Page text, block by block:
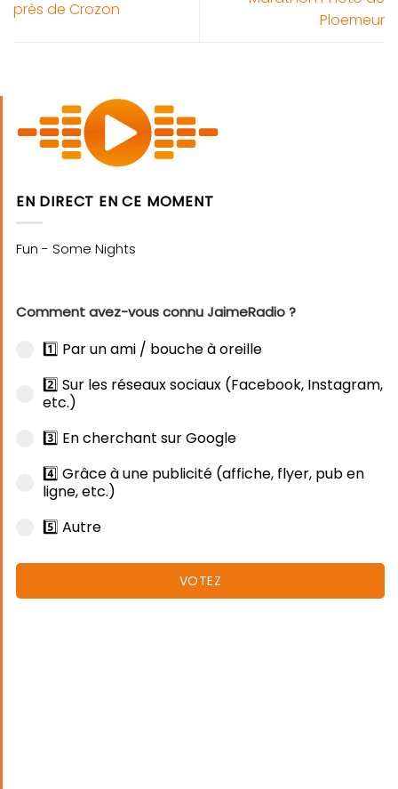
près de Crozon
Ploemeur
EN DIRECT EN CE MOMENT
Comment avez-vous connu JaimeRadio ?
1️⃣ Par un ami / bouche à oreille
2️⃣ Sur les réseaux sociaux (Facebook, Instagram,
etc.)
3️⃣ En cherchant sur Google
4️⃣ Grâce à une publicité (affiche, flyer, pub en
ligne, etc.)
5️⃣ Autre
VOTEZ